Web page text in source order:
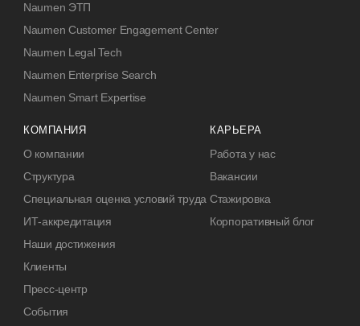
Naumen ЭТП
Naumen Customer Engagement Center
Naumen Legal Tech
Naumen Enterprise Search
Naumen Smart Expertise
КОМПАНИЯ
О компании
Структура
Специальная оценка условий труда
ИТ-аккредитация
Наши достижения
Клиенты
Пресс-центр
События
КАРЬЕРА
Работа у нас
Вакансии
Стажировка
Корпоративный блог